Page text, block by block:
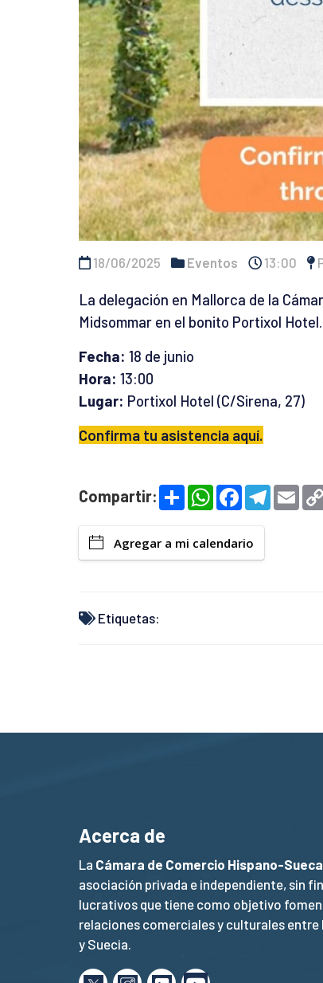
18/06/2025 Eventos 13:00
La delegación en Mallorca de la
Midsommar en el bonito Portixol
Fecha: 18 de junio
Hora: 13:00
Lugar: Portixol Hotel (C/Sirena, 27)
Confirma tu asistencia aquí.
Compartir:
S
h
e
W
h
s
F
a
b
T
e
E
m
Agregar a mi calendario
Etiquetas:
Acerca de
La Cámara de Comercio Hispano-Sueca
asociación privada e independiente, sin
lucrativos que tiene como objetivo
relaciones comerciales y culturales entre
y Suecia.